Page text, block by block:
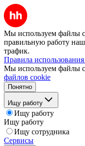
Мы используем файлы
правильную работу
трафик.
Правила
Мы используем файлы
файлов cookie
Понятно
Ищу работу
Ищу работу
Ищу работу
Ищу сотрудника
Сервисы